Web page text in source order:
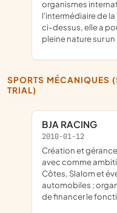
organismes
l'intermédiaire de
ci-dessus, elle a
pleine nature sur
SPORTS MÉCANIQUES (SPORT AUTOMOBILE, MOTO,
TRIAL)
BJA RACING
2010-01-12
création et gérance d'une équipe de sport automobile,
avec comme
Côtes, Slalom et
automobiles ;
de financer le